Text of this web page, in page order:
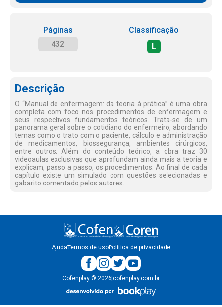
Páginas
432
Classificação
L
Descrição
O “Manual de enfermagem: da teoria à prática” é uma obra
completa com foco nos procedimentos de enfermagem e
seus respectivos fundamentos teóricos. Trata-se de um
panorama geral sobre o cotidiano do enfermeiro, abordando
temas como o trato com o paciente, cálculo e administração
de medicamentos, biossegurança, ambientes cirúrgicos,
entre outros. Além do conteúdo teórico, a obra traz 30
videoaulas exclusivas que aprofundam ainda mais a teoria e
explicam, passo a passo, os procedimentos. Ao final de cada
capítulo existe um simulado com questões selecionadas e
gabarito comentado pelos autores.
AjudaTermos de usoPolítica de privacidade
Cofenplay ® 2026 cofenplay.com.br